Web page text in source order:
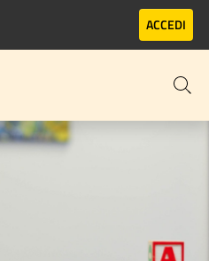
ACCEDI